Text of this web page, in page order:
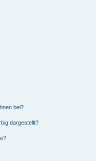
bei?
dargestellt?